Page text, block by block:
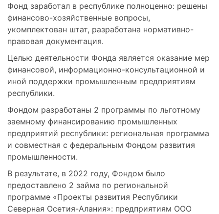
Фонд заработал в республике полноценно: решены
финансово-хозяйственные вопросы,
укомплектован штат, разработана нормативно-
правовая документация.
Целью деятельности Фонда является оказание мер
финансовой, информационно-консультационной и
иной поддержки промышленным предприятиям
республики.
Фондом разработаны 2 программы по льготному
заемному финансированию промышленных
предприятий республики: региональная программа
и совместная с федеральным Фондом развития
промышленности.
В результате, в 2022 году, Фондом было
предоставлено 2 займа по региональной
программе «Проекты развития Республики
Северная Осетия-Алания»: предприятиям ООО